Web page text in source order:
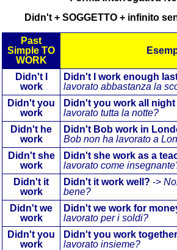
Didn't + SOGGETTO + infinito
Past
Simple TO
WORK
Didn't I
work
Didn't I work enough
lavorato abbastanza la
Didn't you
work
Didn't you work all
lavorato tutta la notte?
Didn't he
work
Didn't Bob work in
Bob non ha lavorato a
Didn't she
work
Didn't she work as a
lavorato come
Didn't it
work
Didn't it work well? ->
bene?
Didn't we
work
Didn't we work for
lavorato per i soldi?
Didn't you
work
Didn't you work
lavorato insieme?